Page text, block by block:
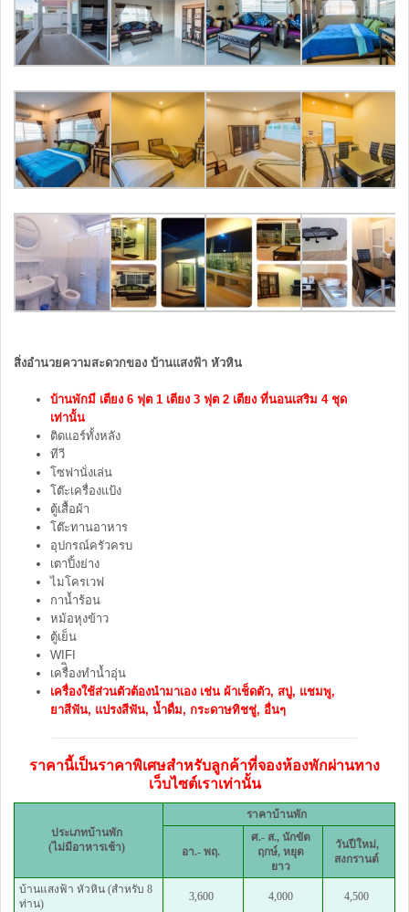
สิ่งอำนวยความสะดวกของ บ้านแสงฟ้า หัวหิน
บ้านพักมี เตียง 6 ฟุต 1 เตียง 3 ฟุต 2 เตียง ที่นอนเสริม 4 ชุด
เท่านั้น
ติดแอร์ทั้งหลัง
ทีวี
โซฟานั่งเล่น
โต๊ะเครื่องแป้ง
ตู้เสื้อผ้า
โต๊ะทานอาหาร
อุปกรณ์ครัวครบ
เตาปิ้งย่าง
ไมโครเวฟ
กาน้ำร้อน
หม้อหุงข้าว
ตู้เย็น
WIFI
เครื่ิองทำน้ำอุ่น
เครื่องใช้ส่วนตัวต้องนำมาเอง เช่น ผ้าเช็ดตัว, สบู่, แชมพู,
ยาสีฟัน, แปรงสีฟัน, น้ำดื่ม, กระดาษทิชชู่, อื่นๆ
ราคานี้เป็นราคาพิเศษสำหรับลูกค้าที่จองห้องพักผ่านทาง
เว็บไซต์เราเท่านั้น
ประเภทบ้านพัก
(ไม่มีอาหารเช้า)
ราคาบ้านพัก
อา.- พฤ.
ศ.- ส., นักขัต
ฤกษ์, หยุด
ยาว
วันปีใหม่,
สงกรานต์
บ้านแสงฟ้า หัวหิน (สำหรับ 8
ท่าน)
3,600 4,000 4,500